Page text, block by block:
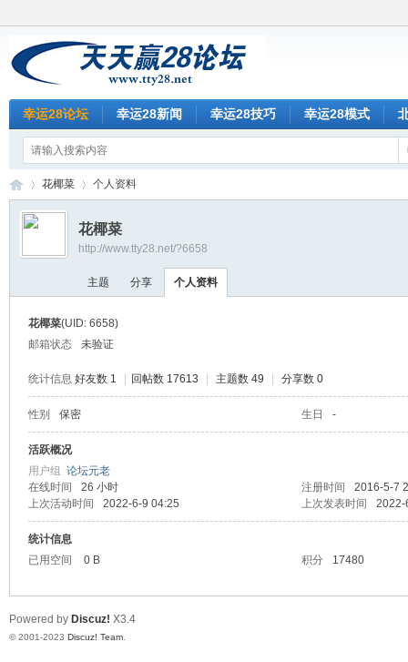
幸运28论坛 幸运28新闻 幸运28技巧 幸运28模式
赢
›
花椰菜 个人资料
花椰菜
http://www.tty28.net/?6658
主题 分享 个人资料
花椰菜(UID: 6658)
邮箱状态
未验证
统计信息 好友数 1 回帖数 17613 主题数 49 分享数 0
性别 保密 生日 -
活跃概况
用户组 论坛元老
在线时间
26 小时 注册时间
2016-5-7
上次活动时间
2022-6-9 04:25 上次发表时间 2022-
统计信息
已用空间
0 B 积分 17480
Powered by Discuz! X3.4
© 2001-2023 Discuz! Team